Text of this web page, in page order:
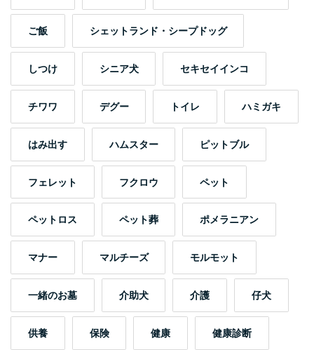
ご飯 シェットランド・シープドッグ
しつけ シニア犬 セキセイインコ
チワワ デグー トイレ ハミガキ
はみ出す ハムスター ピットブル
フェレット フクロウ ペット
ペットロス ペット葬 ポメラニアン
マナー マルチーズ モルモット
一緒のお墓 介助犬 介護 仔犬
供養 保険 健康 健康診断